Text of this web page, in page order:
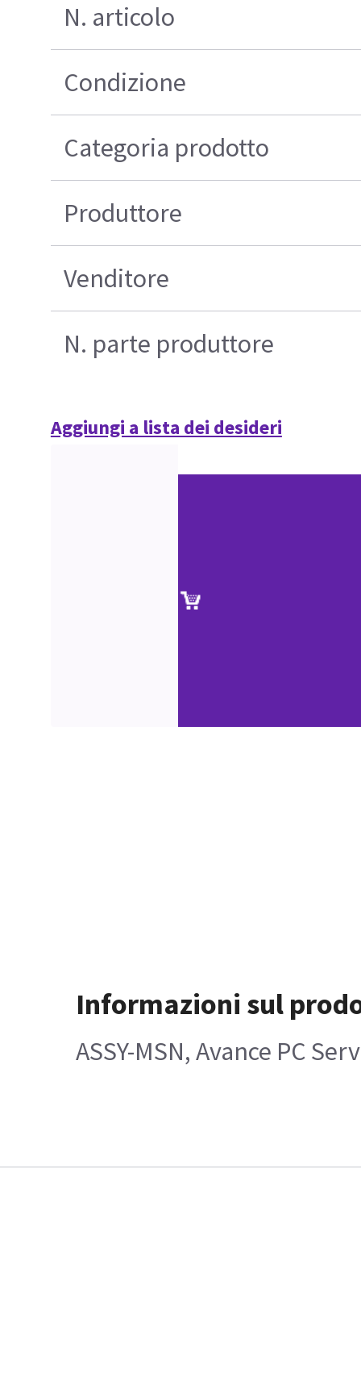
N. articolo
Condizione
Categoria prodotto
Produttore
Venditore
N. parte produttore
Aggiungi a lista dei desideri
Informazioni sul
ASSY-MSN, Avance PC